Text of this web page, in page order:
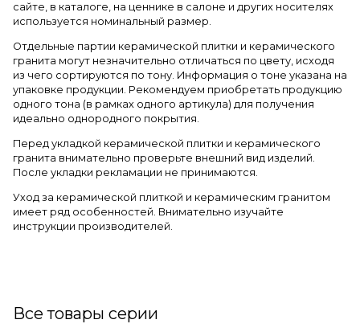
сайте, в каталоге, на ценнике в салоне и других носителях
используется номинальный размер.
Отдельные партии керамической плитки и керамического
гранита могут незначительно отличаться по цвету, исходя
из чего сортируются по тону. Информация о тоне указана на
упаковке продукции. Рекомендуем приобретать продукцию
одного тона (в рамках одного артикула) для получения
идеально однородного покрытия.
Перед укладкой керамической плитки и керамического
гранита внимательно проверьте внешний вид изделий.
После укладки рекламации не принимаются.
Уход за керамической плиткой и керамическим гранитом
имеет ряд особенностей. Внимательно изучайте
инструкции производителей.
Все товары серии